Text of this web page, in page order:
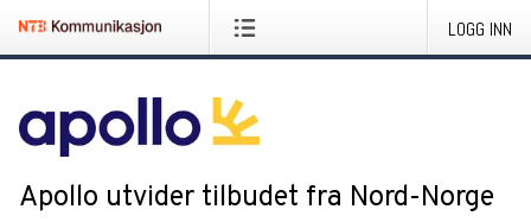
LOGG INN
Apollo utvider tilbudet fra Nord-Norge